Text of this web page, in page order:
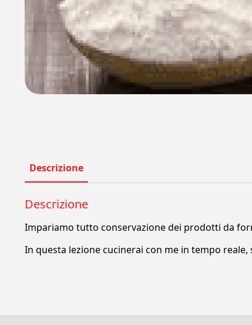
Descrizione
Descrizione
Impariamo tutto conservazione dei prodotti da
In questa lezione cucinerai con me in tempo